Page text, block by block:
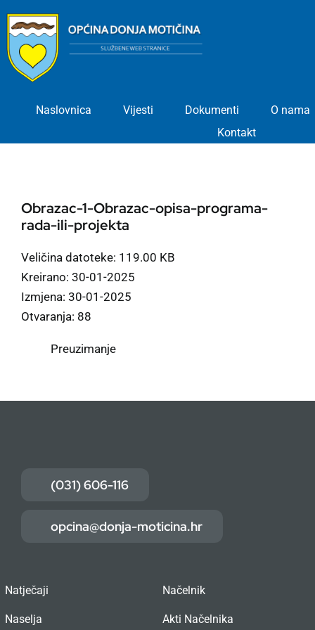
content
Naslovnica Vijesti Dokumenti
O nama
Kontakt
Obrazac-1-Obrazac-opisa-programa-
rada-ili-projekta
Veličina datoteke: 119.00 KB
Kreirano: 30-01-2025
Izmjena: 30-01-2025
Otvaranja: 88
Preuzimanje
(031) 606-116
opcina@donja-moticina.hr
Natječaji
Naselja
Načelnik
Akti Načelnika